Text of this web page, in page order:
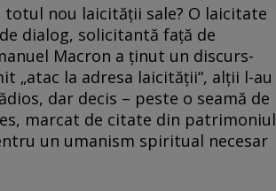
totul nou laicităţii sale? O laicitate
dialog, solicitantă faţă de
Macron a ţinut un discurs-
„atac la adresa laicităţii“, alţii l-au
dar decis – peste o seamă de
marcat de citate din patrimoniul
un umanism spiritual necesar